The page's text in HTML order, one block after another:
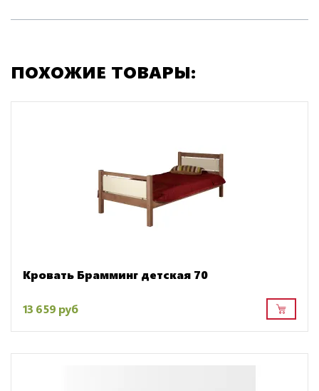
ПОХОЖИЕ ТОВАРЫ:
Кровать Брамминг детская 70
13 659 руб